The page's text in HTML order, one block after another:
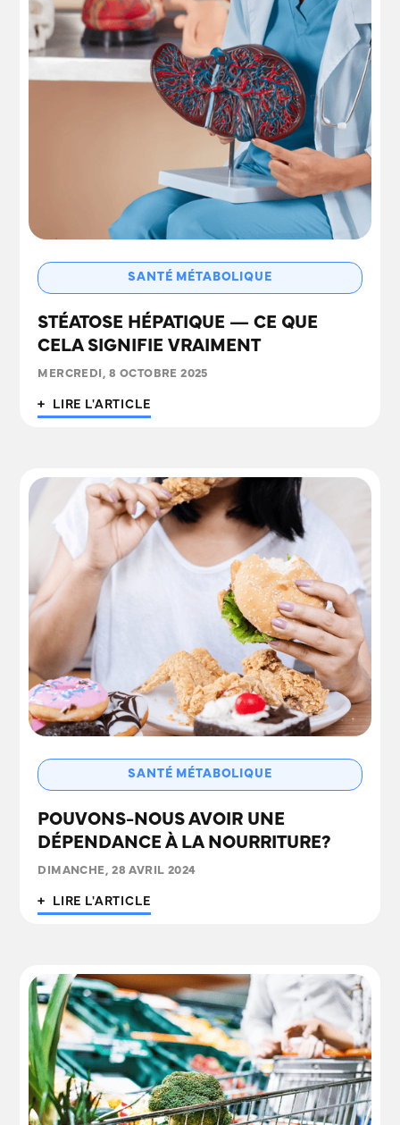
SANTÉ MÉTABOLIQUE
STÉATOSE HÉPATIQUE — CE QUE
CELA SIGNIFIE VRAIMENT
MERCREDI, 8 OCTOBRE 2025
+ LIRE L'ARTICLE
SANTÉ MÉTABOLIQUE
POUVONS-NOUS AVOIR UNE
DÉPENDANCE À LA NOURRITURE?
DIMANCHE, 28 AVRIL 2024
+ LIRE L'ARTICLE